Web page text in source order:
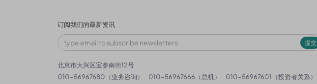
订阅我们的最新资讯
提交
北京市大兴区宝参南街12号
010-56967680（业务咨询）
010-56967666（总机） 010-56967601（投资者关系）